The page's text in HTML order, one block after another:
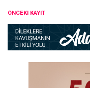
ÖNCEKI KAYIT